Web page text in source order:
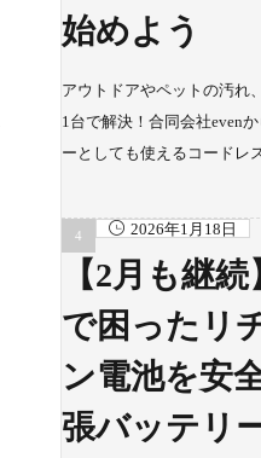
始めよう
アウトドアやペットの汚れ
1台で解決！合同会社even
ーとしても使えるコード
2026年1月18日
【2月も継
で困ったリ
ン電池を安
張バッテリ